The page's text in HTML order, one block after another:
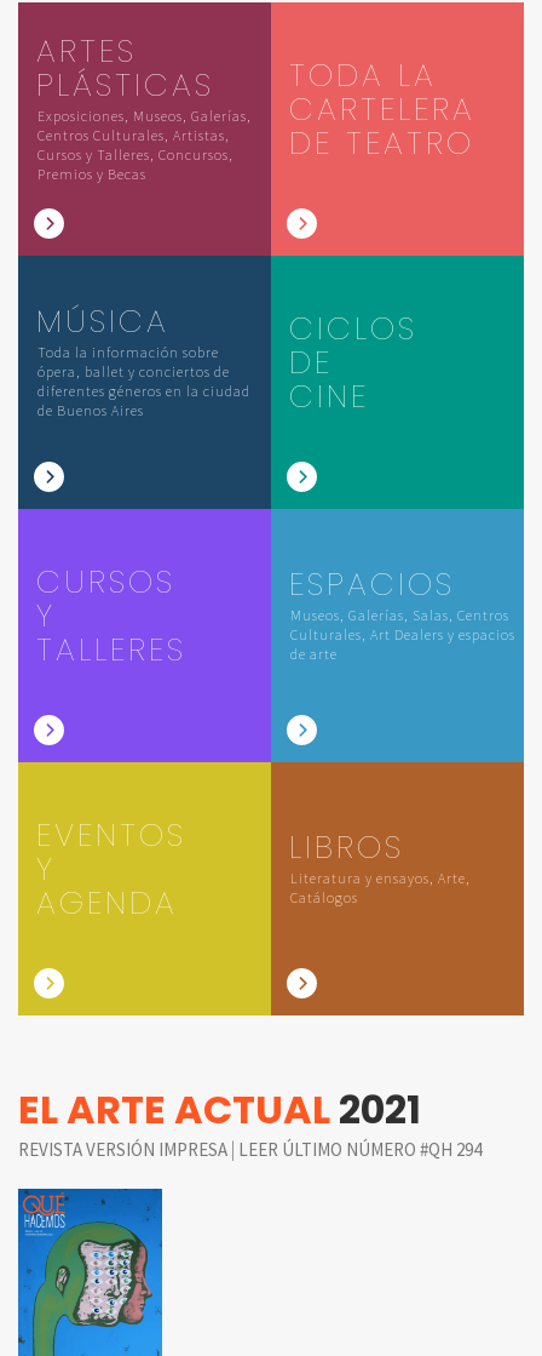
ARTES
PLÁSTICAS
Exposiciones, Museos, Galerías,
Centros Culturales, Artistas,
Cursos y Talleres, Concursos,
Premios y Becas
TODA LA
CARTELERA
DE TEATRO
MÚSICA
Toda la información sobre
ópera, ballet y conciertos de
diferentes géneros en la ciudad
de Buenos Aires
CICLOS
DE
CINE
CURSOS
Y
TALLERES
ESPACIOS
Museos, Galerías, Salas, Centros
Culturales, Art Dealers y espacios
de arte
EVENTOS
Y
AGENDA
LIBROS
Literatura y ensayos, Arte,
Catálogos
EL ARTE ACTUAL2021
REVISTA VERSIÓN IMPRESA | LEER ÚLTIMO NÚMERO #QH 294